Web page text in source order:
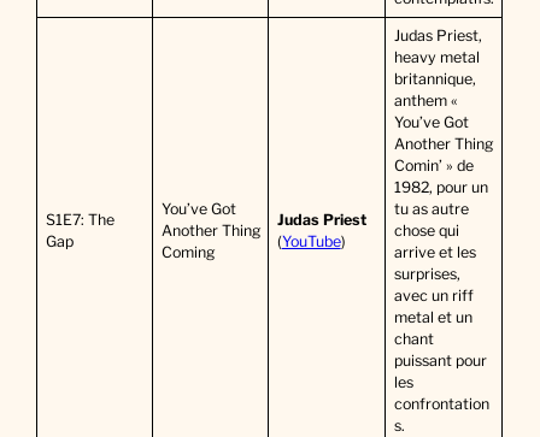
S1E7: The
Gap
You’ve Got
Another Thing
Coming
Judas Priest
(YouTube)
Judas Priest,
heavy metal
britannique,
anthem «
You’ve Got
Another Thing
Comin’ » de
1982, pour un
tu as autre
chose qui
arrive et les
surprises,
avec un riff
metal et un
chant
puissant pour
les
confrontation
s.